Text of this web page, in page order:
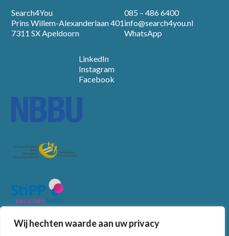
Wij hechten waarde aan uw privacy
Search4You
Prins Willem-Alexanderlaan 401
7311 SX Apeldoorn
085 – 486 6400
info@search4you.nl
WhatsApp
LinkedIn
Instagram
Facebook